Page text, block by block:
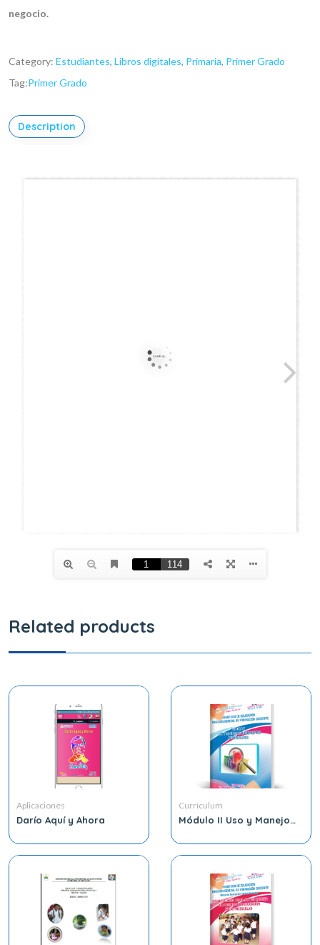
negocio.
Category: Estudiantes, Libros digitales, Primaria, Primer Grado
Tag:Primer Grado
Description
Related products
Aplicaciones
Darío Aquí y Ahora
Currículum
Módulo II Uso y Manejo
Curriculares